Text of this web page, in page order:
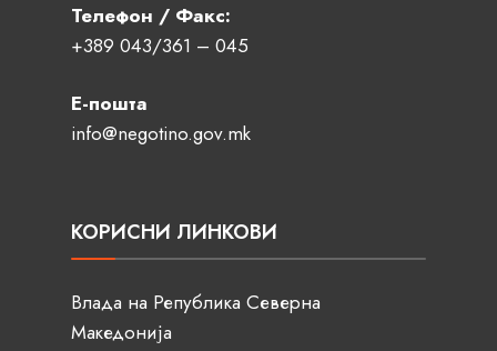
Телефон / Факс:
+389 043/361 – 045
Е-пошта
info@negotino.gov.mk
КОРИСНИ ЛИНКОВИ
Влада на Република Северна
Македонија